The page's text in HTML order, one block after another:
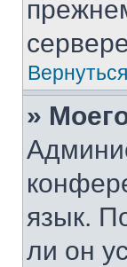
»
язык.
ли он